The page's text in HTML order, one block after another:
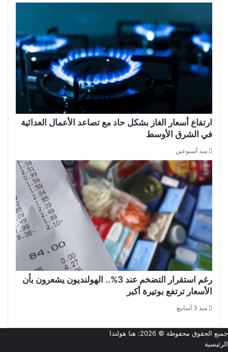
ارتفاع أسعار الغاز بشكل حاد مع تصاعد الأعمال العدائية
في الشرق الأوسط
منذ أسبوعين
رغم استقرار التضخم عند 3%.. الهولنديون يشعرون بأن
الأسعار ترتفع بوتيرة أكبر
منذ 3 أسابيع
جميع الحقوق محفوظة © 2026:
هنا هولندا
الرئيسية